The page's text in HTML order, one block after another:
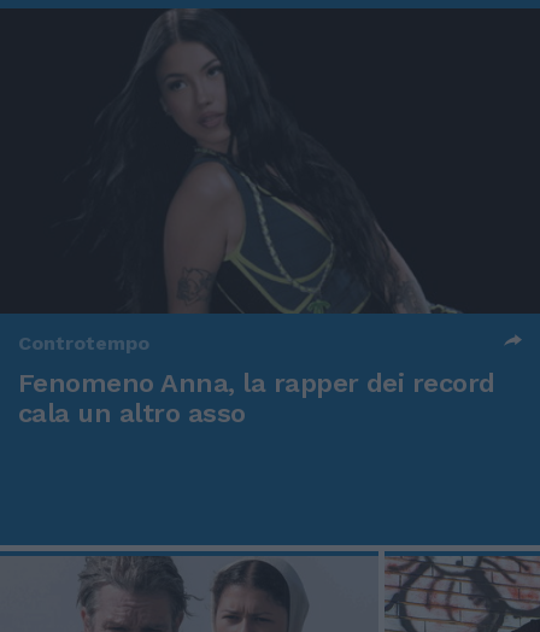
Controtempo
Fenomeno Anna, la rapper dei record
cala un altro asso